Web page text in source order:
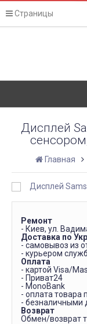
Страницы
Дисплей
Главная
Ремонт
- Киев, ул.
Доставка по
- самовывоз из
- курьером
Оплата
- картой Visa/
- Приват24
- MonoBank
- оплата товара
- безналичными
Возврат
Обмен/возврат